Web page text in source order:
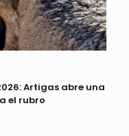
Artigas abre una
el rubro